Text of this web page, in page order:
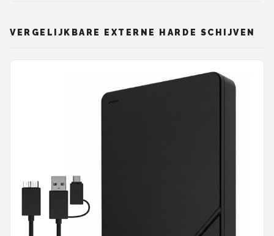
VERGELIJKBARE EXTERNE HARDE SCHIJVEN